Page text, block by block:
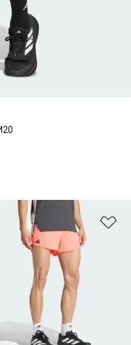
à Lista de Desejos